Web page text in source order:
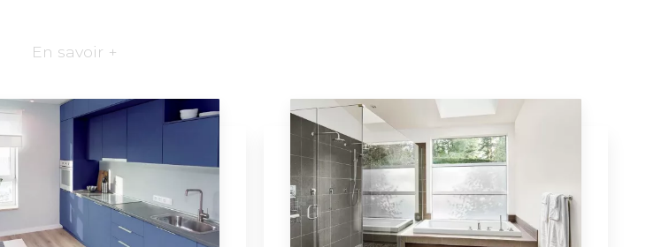
En savoir +